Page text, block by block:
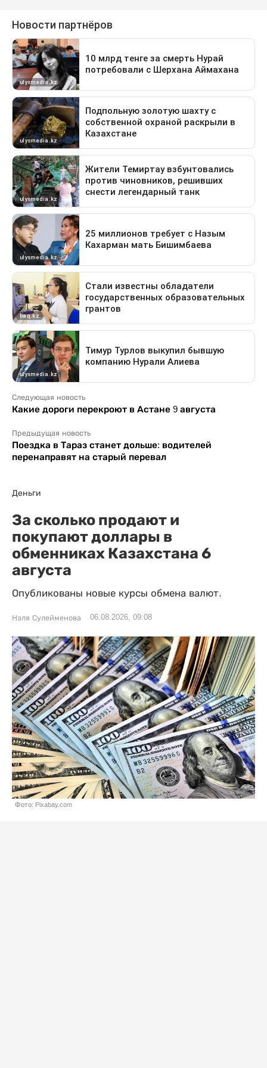
Следующая новость
Какие дороги перекроют в Астане 9 августа
Предыдущая новость
Поездка в Тараз станет дольше: водителей
перенаправят на старый перевал
Деньги
За сколько продают и
покупают доллары в
обменниках Казахстана 6
августа
Опубликованы новые курсы обмена валют.
Нэля Сулейменова 06.08.2026, 09:08
Фото: Pixabay.com